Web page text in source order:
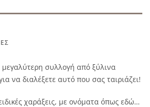
μεγαλύτερη συλλογή από ξύλινα
να διαλέξετε αυτό που σας ταιριάζει!
χαράξεις, με ονόματα όπως εδώ…